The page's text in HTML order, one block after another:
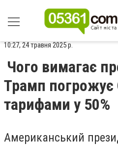
10:27, 24 травня 2025 р.
Чого вимагає
Трамп погрожує
тарифами у 50%
Американський